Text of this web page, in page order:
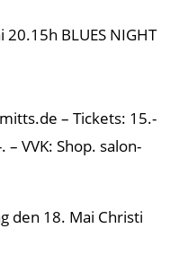
BLUES NIGHT
– Tickets: 15.-
VVK: Shop. salon-
den 18. Mai Christi